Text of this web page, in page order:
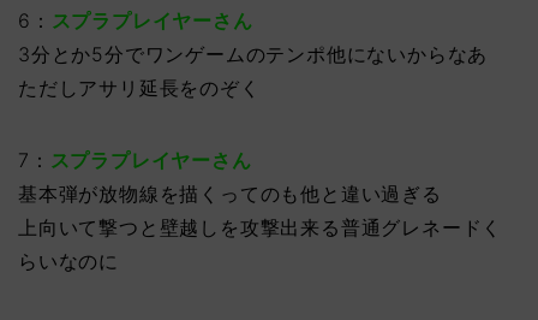
6： スプラプレイヤーさん
3分とか5分でワンゲームのテンポ他にないからなあ
ただしアサリ延長をのぞく
7： スプラプレイヤーさん
基本弾が放物線を描くってのも他と違い過ぎる
上向いて撃つと壁越しを攻撃出来る普通グレネードく
らいなのに